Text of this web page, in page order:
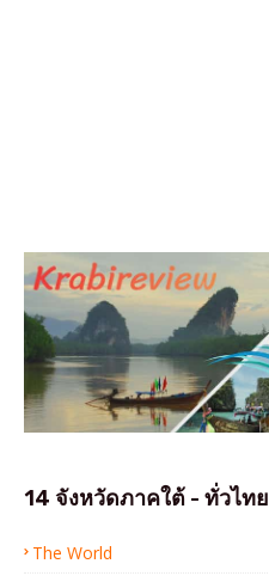
14 จังหวัดภาคใต้ - ทั่วไทย
The World